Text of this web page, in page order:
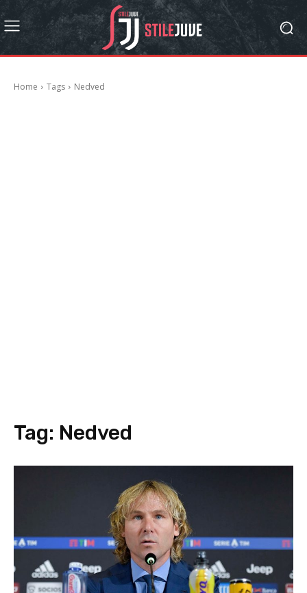
Home Tags Nedved
Tag: Nedved